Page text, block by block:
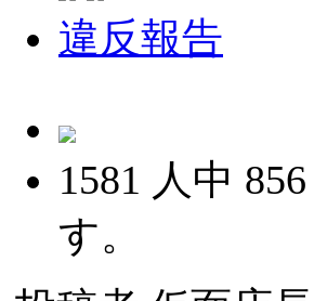
違反報告
1581 人中 856
す。